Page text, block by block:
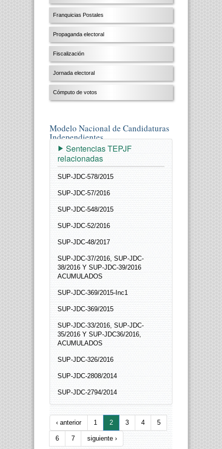
Franquicias Postales
Propaganda electoral
Fiscalización
Jornada electoral
Cómputo de votos
Modelo Nacional de Candidaturas
Independientes
Sentencias TEPJF
relacionadas
SUP-JDC-578/2015
SUP-JDC-57/2016
SUP-JDC-548/2015
SUP-JDC-52/2016
SUP-JDC-48/2017
SUP-JDC-37/2016, SUP-JDC-
38/2016 Y SUP-JDC-39/2016
ACUMULADOS
SUP-JDC-369/2015-Inc1
SUP-JDC-369/2015
SUP-JDC-33/2016, SUP-JDC-
35/2016 Y SUP-JDC36/2016,
ACUMULADOS
SUP-JDC-326/2016
SUP-JDC-2808/2014
SUP-JDC-2794/2014
‹ anterior 1 2 3 4 5
6 7 siguiente ›